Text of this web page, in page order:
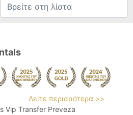
Δείτε περισσότερα >>
Vip Transfer Preveza